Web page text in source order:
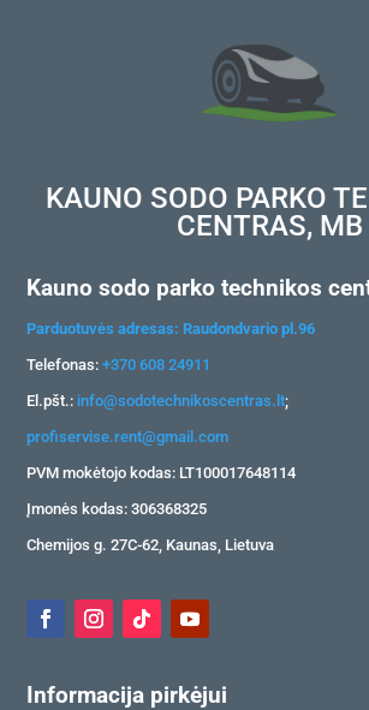
KAUNO SODO PARKO
CENTRAS, MB
Kauno sodo parko technikos
Parduotuvės adresas: Raudondvario pl.96
Telefonas:+370 608 24911
El.pšt.: info@sodotechnikoscentras.lt;
profiservise.rent@gmail.com
PVM mokėtojo kodas: LT100017648114
Įmonės kodas: 306368325
Chemijos g. 27C-62, Kaunas, Lietuva
Informacija pirkėjui